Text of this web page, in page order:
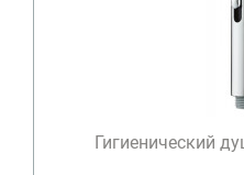
Гигиенический